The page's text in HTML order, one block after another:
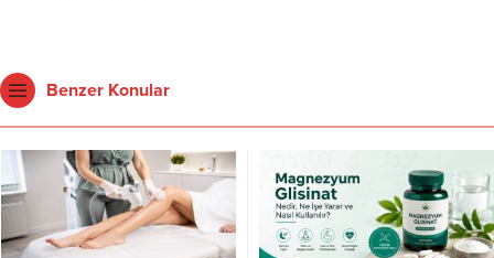
Benzer Konular